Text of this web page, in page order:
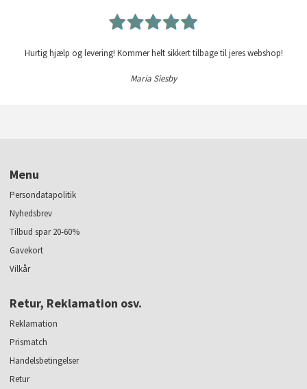
Hurtig hjælp og levering! Kommer helt sikkert tilbage til jeres webshop!
Maria Siesby
Menu
Persondatapolitik
Nyhedsbrev
Tilbud spar 20-60%
Gavekort
Vilkår
Retur, Reklamation osv.
Reklamation
Prismatch
Handelsbetingelser
Retur